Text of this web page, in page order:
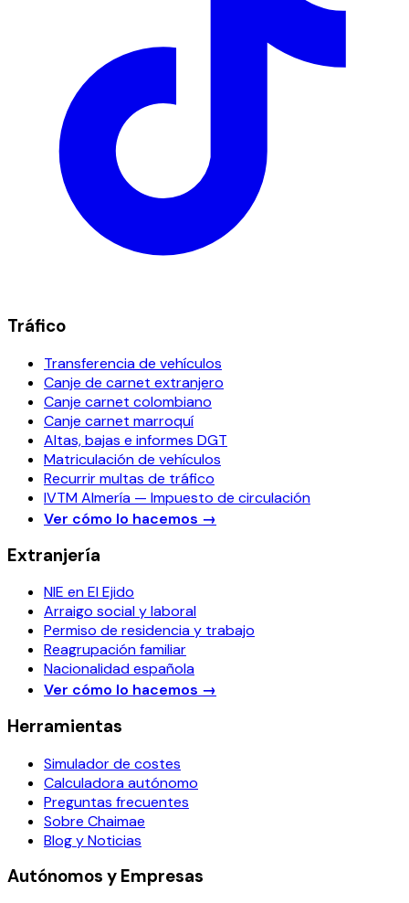
Tráfico
Transferencia de vehículos
Canje de carnet extranjero
Canje carnet colombiano
Canje carnet marroquí
Altas, bajas e informes DGT
Matriculación de vehículos
Recurrir multas de tráfico
IVTM Almería — Impuesto de circulación
Ver cómo lo hacemos →
Extranjería
NIE en El Ejido
Arraigo social y laboral
Permiso de residencia y trabajo
Reagrupación familiar
Nacionalidad española
Ver cómo lo hacemos →
Herramientas
Simulador de costes
Calculadora autónomo
Preguntas frecuentes
Sobre Chaimae
Blog y Noticias
Autónomos y Empresas